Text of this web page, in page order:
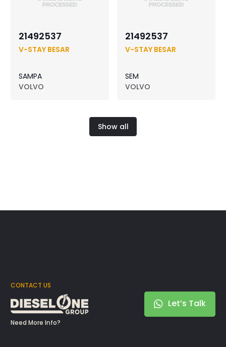
21492537
V-STAY BESAR
SAMPA
VOLVO
21492537
V-STAY BESAR
SEM
VOLVO
Show all
CONTACT US
Need More Info?
Let’s Talk